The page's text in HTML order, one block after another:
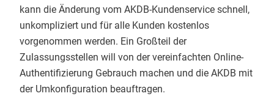
kann die Änderung vom AKDB-Kundenservice schnell,
unkompliziert und für alle Kunden kostenlos
vorgenommen werden. Ein Großteil der
Zulassungsstellen will von der vereinfachten Online-
Authentifizierung Gebrauch machen und die AKDB mit
der Umkonfiguration beauftragen.